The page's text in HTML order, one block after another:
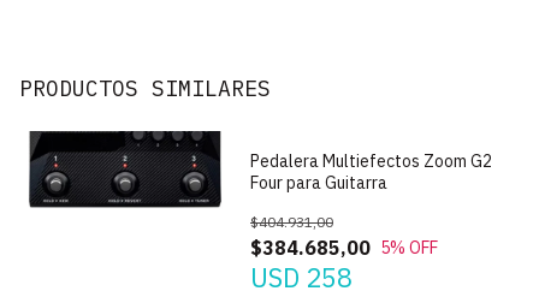
PRODUCTOS SIMILARES
Pedalera Multiefectos Zoom G2
Four para Guitarra
$384.685,00
$404.931,00
5% OFF
USD 258